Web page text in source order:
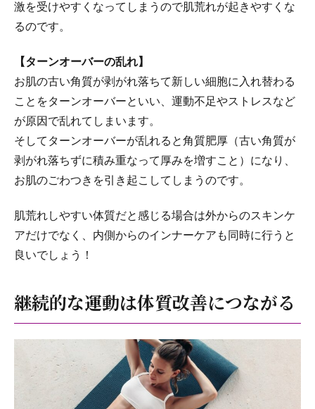
激を受けやすくなってしまうので肌荒れが起きやすくな
るのです。
【ターンオーバーの乱れ】
お肌の古い角質が剥がれ落ちて新しい細胞に入れ替わる
ことをターンオーバーといい、運動不足やストレスなど
が原因で乱れてしまいます。
そしてターンオーバーが乱れると角質肥厚（古い角質が
剥がれ落ちずに積み重なって厚みを増すこと）になり、
お肌のごわつきを引き起こしてしまうのです。
肌荒れしやすい体質だと感じる場合は外からのスキンケ
アだけでなく、内側からのインナーケアも同時に行うと
良いでしょう！
継続的な運動は体質改善につながる